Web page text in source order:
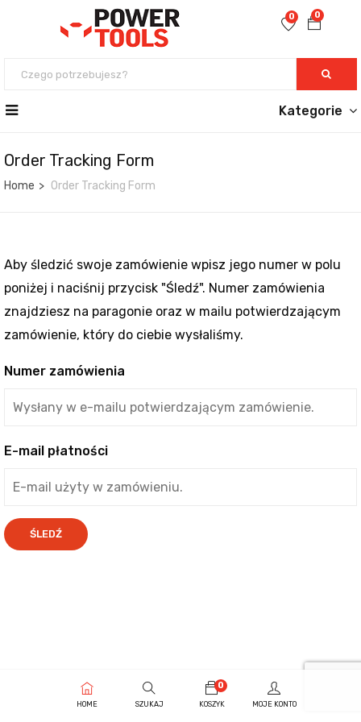
0
0
Kategorie
Order Tracking Form
Home Order Tracking Form
Aby śledzić swoje zamówienie wpisz jego numer w polu
poniżej i naciśnij przycisk "Śledź". Numer zamówienia
znajdziesz na paragonie oraz w mailu potwierdzającym
zamówienie, który do ciebie wysłaliśmy.
Numer zamówienia
E-mail płatności
ŚLEDŹ
HOME SZUKAJ
0
KOSZYK MOJE KONTO